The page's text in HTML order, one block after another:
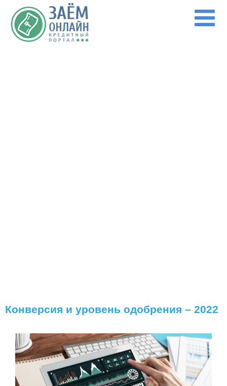
Перейти к основному содержанию
Конверсия и уровень одобрения – 2022